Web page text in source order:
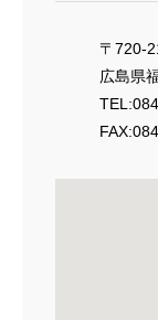
〒720-
広島県